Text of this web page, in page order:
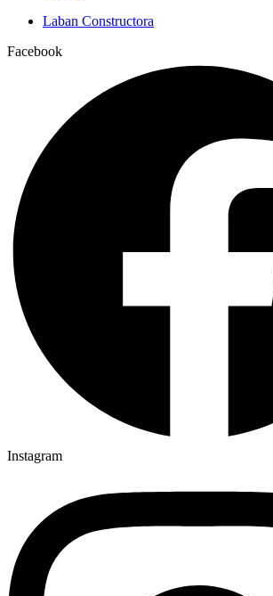
Laban Constructora
Facebook
Instagram